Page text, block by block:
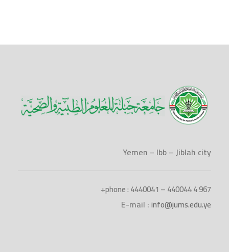
Yemen – Ibb – Jiblah city
phone : 4440041 – 440044 4 967+
E-mail :info@jums.edu.ye